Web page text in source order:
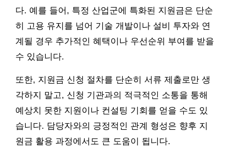
다. 예를 들어, 특정 산업군에 특화된 지원금은 단순
히 고용 유지를 넘어 기술 개발이나 설비 투자와 연
계될 경우 추가적인 혜택이나 우선순위 부여를 받을
수 있습니다.
또한, 지원금 신청 절차를 단순히 서류 제출로만 생
각하지 말고, 신청 기관과의 적극적인 소통을 통해
예상치 못한 지원이나 컨설팅 기회를 얻을 수도 있
습니다. 담당자와의 긍정적인 관계 형성은 향후 지
원금 활용 과정에서도 큰 도움이 됩니다.